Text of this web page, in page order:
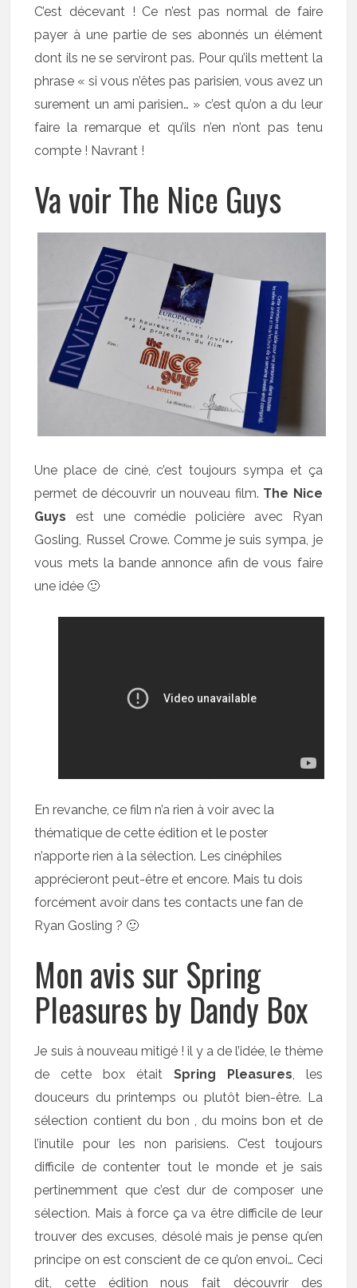
C’est décevant ! Ce n’est pas normal de faire
payer à une partie de ses abonnés un élément
dont ils ne se serviront pas. Pour qu’ils mettent la
phrase « si vous n’êtes pas parisien, vous avez un
surement un ami parisien… » c’est qu’on a du leur
faire la remarque et qu’ils n’en n’ont pas tenu
compte ! Navrant !
Va voir The Nice Guys
Une place de ciné, c’est toujours sympa et ça
permet de découvrir un nouveau film. The Nice
Guys est une comédie policière avec Ryan
Gosling, Russel Crowe. Comme je suis sympa, je
vous mets la bande annonce afin de vous faire
une idée 🙂
En revanche, ce film n’a rien à voir avec la
thématique de cette édition et le poster
n’apporte rien à la sélection. Les cinéphiles
apprécieront peut-être et encore. Mais tu dois
forcément avoir dans tes contacts une fan de
Ryan Gosling ? 🙂
Mon avis sur Spring
Pleasures by Dandy Box
Je suis à nouveau mitigé ! il y a de l’idée, le thème
de cette box était Spring Pleasures, les
douceurs du printemps ou plutôt bien-être. La
sélection contient du bon , du moins bon et de
l’inutile pour les non parisiens. C’est toujours
difficile de contenter tout le monde et je sais
pertinemment que c’est dur de composer une
sélection. Mais à force ça va être difficile de leur
trouver des excuses, désolé mais je pense qu’en
principe on est conscient de ce qu’on envoi… Ceci
dit, cette édition nous fait découvrir des